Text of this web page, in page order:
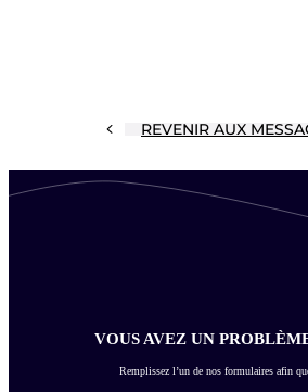
REVENIR AUX
VOUS AVEZ UN
Remplissez l’un de nos formulaires afin